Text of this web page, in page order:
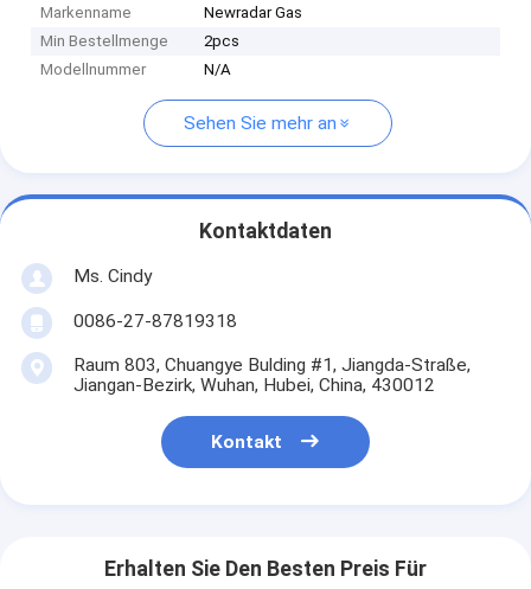
Markenname
Newradar Gas
Min Bestellmenge
2pcs
Modellnummer
N/A
Sehen Sie mehr an
Kontaktdaten
Ms. Cindy
0086-27-87819318
Raum 803, Chuangye Bulding #1, Jiangda-Straße,
Jiangan-Bezirk, Wuhan, Hubei, China, 430012
Kontakt
Erhalten Sie Den Besten Preis Für